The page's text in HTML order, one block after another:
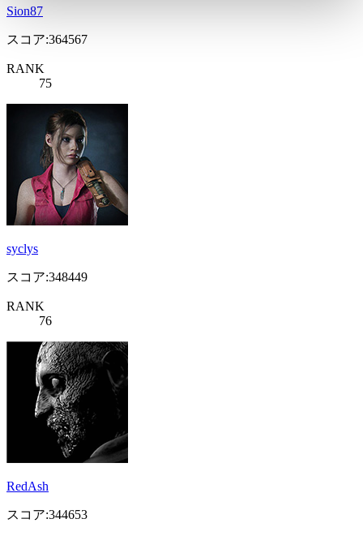
Sion87
スコア:364567
RANK
75
syclys
スコア:348449
RANK
76
RedAsh
スコア:344653